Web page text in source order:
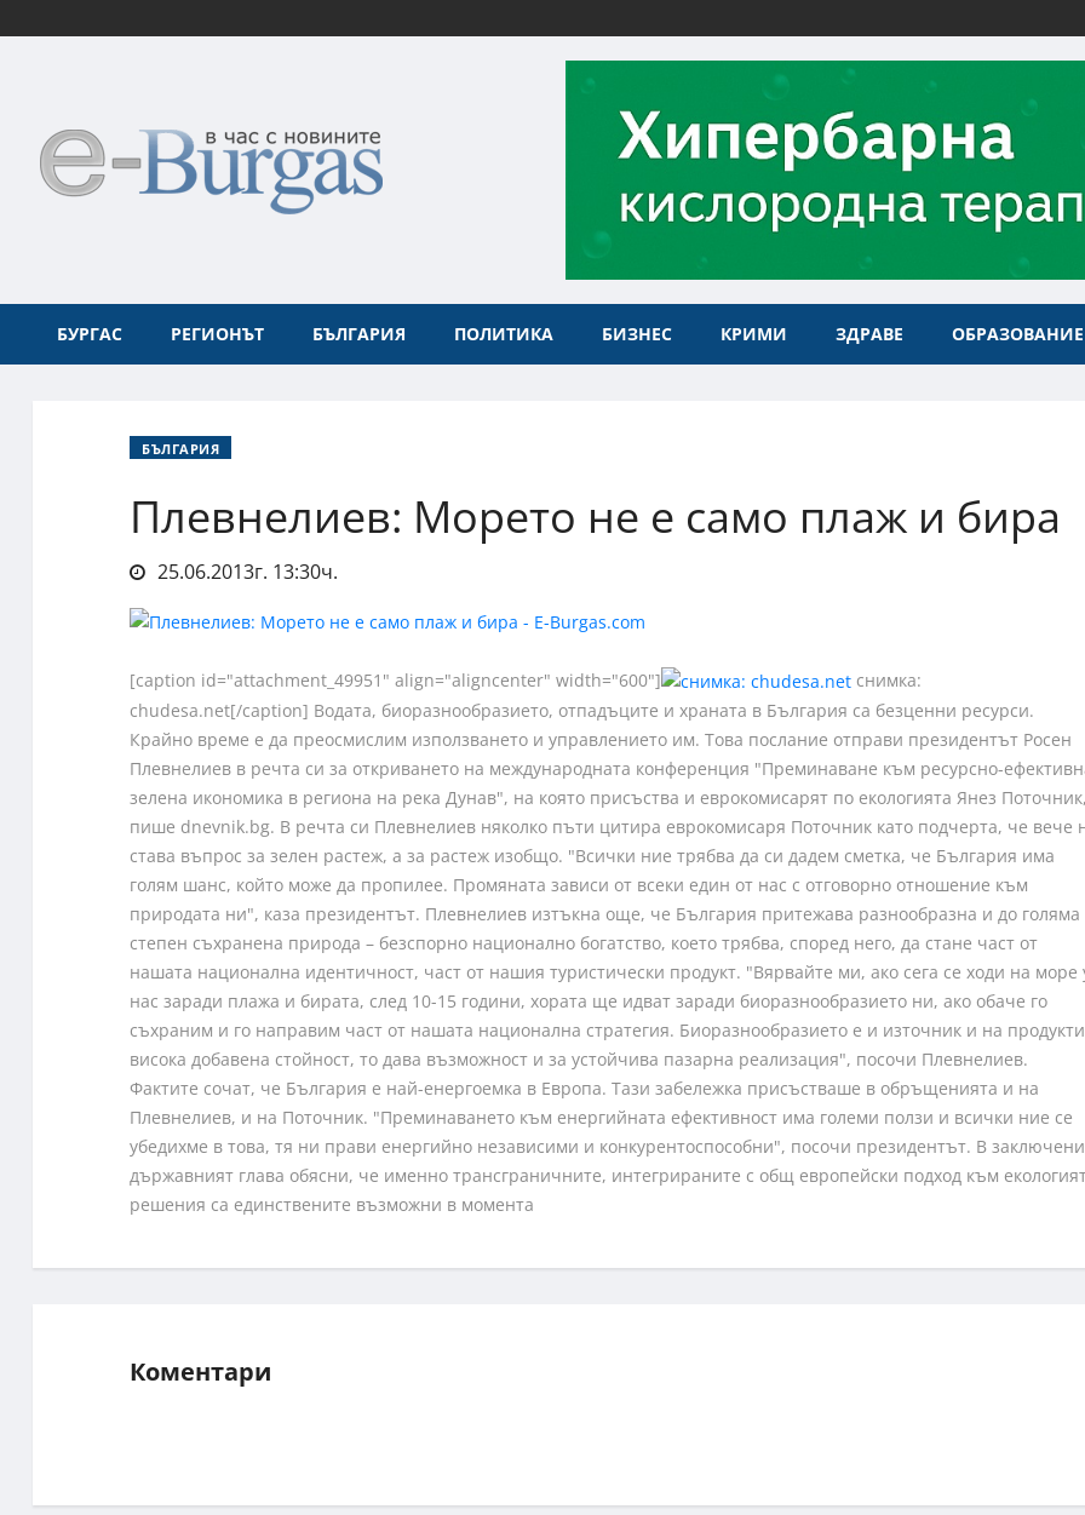
БУРГАС РЕГИОНЪТ БЪЛГАРИЯ ПОЛИТИКА БИЗНЕС КРИМИ ЗДРАВЕ ОБРАЗОВАНИЕ
БЪЛГАРИЯ
Плевнелиев: Морето не е само плаж и бира
25.06.2013г. 13:30ч.
[caption id="attachment_49951" align="aligncenter" width="600"]
снимка:
chudesa.net[/caption] Водата, биоразнообразието, отпадъците и храната в България са безценни ресурси.
Крайно време е да преосмислим използването и управлението им. Това послание отправи президентът Росен
Плевнелиев в речта си за откриването на международната конференция "Преминаване към ресурсно-
зелена икономика в региона на река Дунав", на която присъства и еврокомисарят по екологията Янез
пише dnevnik.bg. В речта си Плевнелиев няколко пъти цитира еврокомисаря Поточник като подчерта, че вече
става въпрос за зелен растеж, а за растеж изобщо. "Всички ние трябва да си дадем сметка, че България има
голям шанс, който може да пропилее. Промяната зависи от всеки един от нас с отговорно отношение към
природата ни", каза президентът. Плевнелиев изтъкна още, че България притежава разнообразна и до голяма
степен съхранена природа – безспорно национално богатство, което трябва, според него, да стане част от
нашата национална идентичност, част от нашия туристически продукт. "Вярвайте ми, ако сега се ходи на море
нас заради плажа и бирата, след 10-15 години, хората ще идват заради биоразнообразието ни, ако обаче го
съхраним и го направим част от нашата национална стратегия. Биоразнообразието е и източник и на
висока добавена стойност, то дава възможност и за устойчива пазарна реализация", посочи Плевнелиев.
Фактите сочат, че България е най-енергоемка в Европа. Тази забележка присъстваше в обръщенията и на
Плевнелиев, и на Поточник. "Преминаването към енергийната ефективност има големи ползи и всички ние се
убедихме в това, тя ни прави енергийно независими и конкурентоспособни", посочи президентът. В
държавният глава обясни, че именно трансграничните, интегрираните с общ европейски подход към
решения са единствените възможни в момента
Коментари